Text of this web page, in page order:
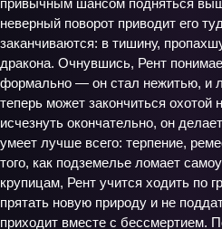
привычным шансом подняться
неверный поворот приводит его
заканчиваются: в тишину,
дракона. Очнувшись, Рент
формально — он стал нежитью, и
теперь может закончиться
исчезнуть окончательно, он
умеет лучше всего: терпение,
того, как подземелье ломает
крупицам, Рент учится ходить по
прятать новую природу и не
приходит вместе с бессмертием.